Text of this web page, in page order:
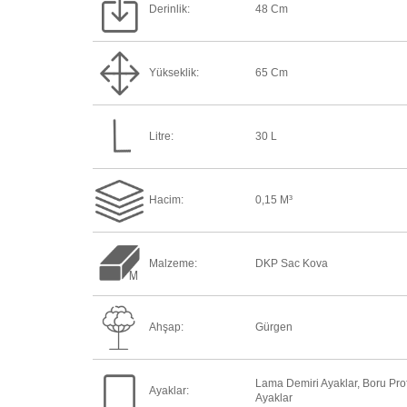
Derinlik: 48 Cm
Yükseklik: 65 Cm
Litre: 30 L
Hacim: 0,15 M³
Malzeme: DKP Sac Kova
Ahşap: Gürgen
Ayaklar:
Lama Demiri Ayaklar, Boru
Ayaklar